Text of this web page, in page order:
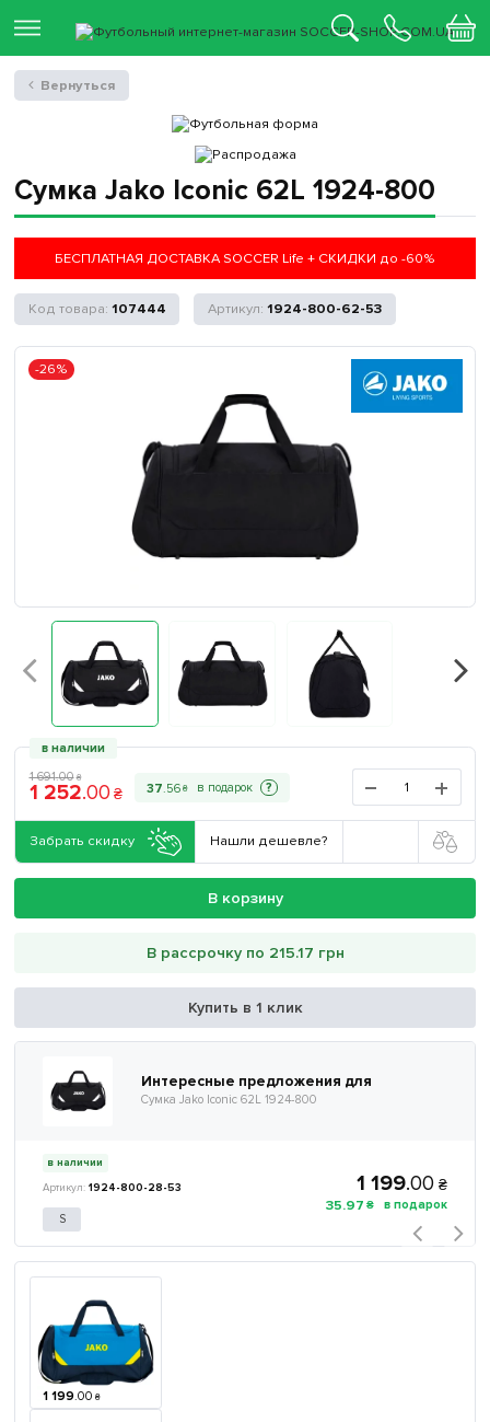
Сумка Jako Iconic 62L 1924-800
БЕСПЛАТНАЯ ДОСТАВКА SOCCER Life + СКИДКИ до -60%
107444 1924-800-62-53
-26%
в наличии
1 691.00 ₴
1 252.00 ₴ 37.56 ₴ ?
Забрать скидку Нашли дешевле?
В корзину
В рассрочку по 215.17 грн
Купить в 1 клик
Интересные предложения для
Сумка Jako Iconic 62L 1924-800
в наличии
1924-800-28-53
S
1 199.00 ₴
35.97 ₴
1 199.00 ₴
Вернуться